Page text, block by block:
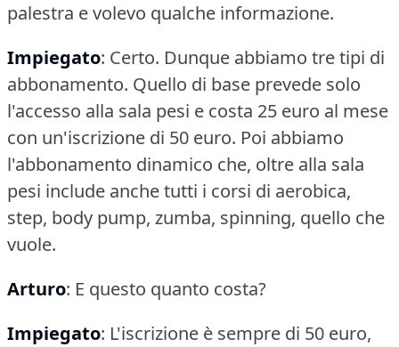
palestra e volevo qualche informazione.
Impiegato: Certo. Dunque abbiamo tre tipi di
abbonamento. Quello di base prevede solo
l'accesso alla sala pesi e costa 25 euro al mese
con un'iscrizione di 50 euro. Poi abbiamo
l'abbonamento dinamico che, oltre alla sala
pesi include anche tutti i corsi di aerobica,
step, body pump, zumba, spinning, quello che
vuole.
Arturo: E questo quanto costa?
Impiegato: L'iscrizione è sempre di 50 euro,